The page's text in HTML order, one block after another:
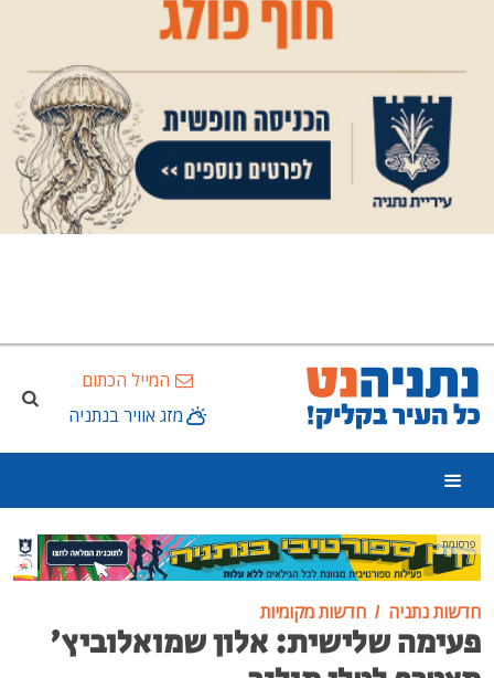
המייל הכתום
מזג אוויר בנתניה
פרסומת
חדשות נתניה חדשות מקומיות
פעימה שלישית: אלון שמואלוביץ'